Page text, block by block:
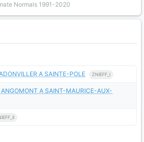
Normals 1991-2020
A SAINTE-POLE ZNIEFF_I
ANGOMONT A SAINT-MAURICE-AUX-